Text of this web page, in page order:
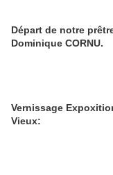
Départ de notre
Dominique CORNU.
Vernissage
Vieux: